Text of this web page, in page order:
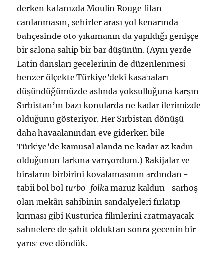
derken kafanızda Moulin Rouge filan
canlanmasın, şehirler arası yol kenarında
bahçesinde oto yıkamanın da yapıldığı genişçe
bir salona sahip bir bar düşünün. (Aynı yerde
Latin dansları gecelerinin de düzenlenmesi
benzer ölçekte Türkiye’deki kasabaları
düşündüğümüzde aslında yoksulluğuna karşın
Sırbistan’ın bazı konularda ne kadar ilerimizde
olduğunu gösteriyor. Her Sırbistan dönüşü
daha havaalanından eve giderken bile
Türkiye’de kamusal alanda ne kadar az kadın
olduğunun farkına varıyordum.) Rakijalar ve
biraların birbirini kovalamasının ardından -
tabii bol bol turbo-folka maruz kaldım- sarhoş
olan mekân sahibinin sandalyeleri fırlatıp
kırması gibi Kusturica filmlerini aratmayacak
sahnelere de şahit olduktan sonra gecenin bir
yarısı eve döndük.